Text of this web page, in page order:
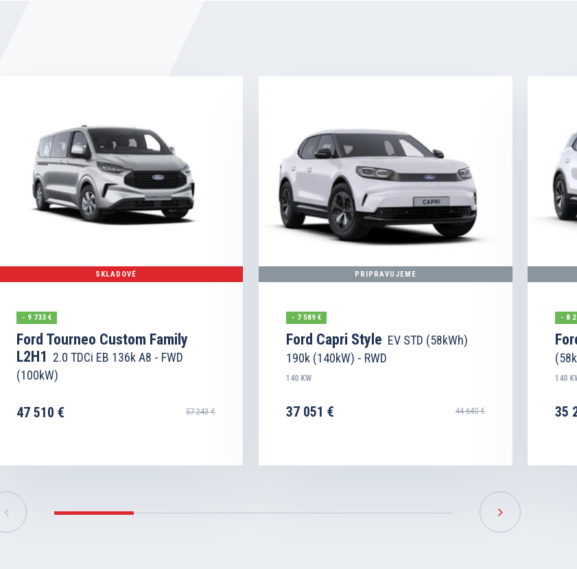
SKLADOVÉ
- 9 733 €
Ford Tourneo Custom Family
L2H1 2.0 TDCi EB 136k A8 - FWD
(100kW)
47 510 € 57 243 €
PRIPRAVUJEME
- 7 589 €
Ford Capri Style EV STD (58kWh)
190k (140kW) - RWD
140 KW
37 051 € 44 640 €
- 8
140
35